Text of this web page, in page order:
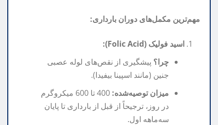
مهم‌ترین مکمل‌های دوران بارداری:
اسید فولیک (Folic Acid):
چرا؟ پیشگیری از نقص‌های لوله عصبی
جنین (مانند اسپینا بیفیدا).
میزان توصیه‌شده:
400 تا 600 میکروگرم
در روز، ترجیحاً از قبل از بارداری تا پایان
سه‌ماهه اول.